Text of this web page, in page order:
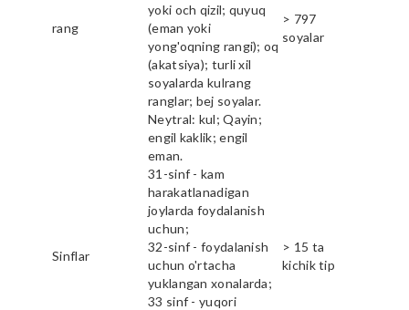
rang
yoki och qizil; quyuq
(eman yoki
yong'oqning rangi); oq
(akatsiya); turli xil
soyalarda kulrang
ranglar; bej soyalar.
Neytral: kul; Qayin;
engil kaklik; engil
eman.
> 797
soyalar
Sinflar
31-sinf - kam
harakatlanadigan
joylarda foydalanish
uchun;
32-sinf - foydalanish
uchun o'rtacha
yuklangan xonalarda;
33 sinf - yuqori
> 15 ta
kichik tip